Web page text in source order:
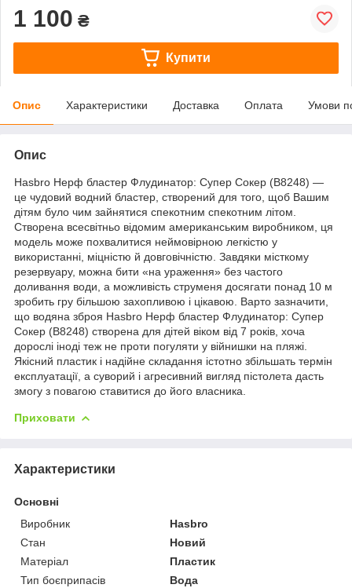
1 100 ₴
Купити
Опис Характеристики Доставка Оплата Умови
Опис
Hasbro Нерф бластер Флудинатор: Супер Сокер (B8248) —
це чудовий водний бластер, створений для того, щоб Вашим
дітям було чим зайнятися спекотним спекотним літом.
Створена всесвітньо відомим американським виробником, ця
модель може похвалитися неймовірною легкістю у
використанні, міцністю й довговічністю. Завдяки місткому
резервуару, можна бити «на ураження» без частого
доливання води, а можливість струменя досягати понад 10 м
зробить гру більшою захопливою і цікавою. Варто зазначити,
що водяна зброя Hasbro Нерф бластер Флудинатор: Супер
Сокер (B8248) створена для дітей віком від 7 років, хоча
дорослі іноді теж не проти погуляти у війнишки на пляжі.
Якісний пластик і надійне складання істотно збільшать термін
експлуатації, а суворий і агресивний вигляд пістолета дасть
змогу з повагою ставитися до його власника.
Приховати
Характеристики
Основні
Виробник
Hasbro
Стан
Новий
Матеріал
Пластик
Тип боєприпасів
Вода